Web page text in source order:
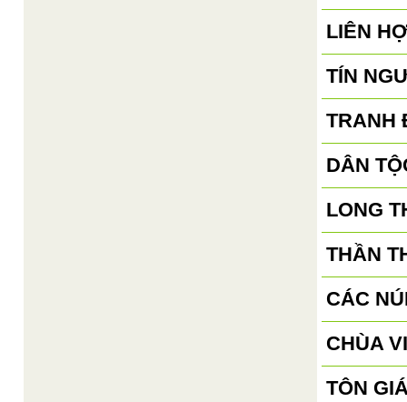
LIÊN
TÍN
TRANH
DÂN
LONG
THẦN
CÁC
CHÙA
TÔN